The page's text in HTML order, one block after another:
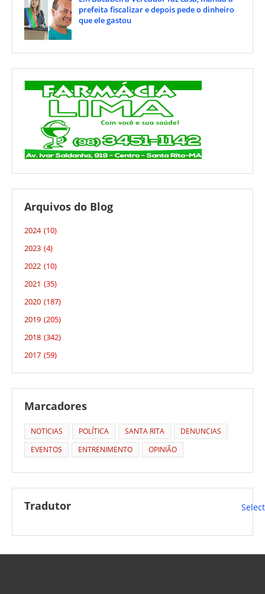
prefeita fiscalizar e depois pede o dinheiro
que ele gastou
Arquivos do Blog
2024 (10)
2023 (4)
2022 (10)
2021 (35)
2020 (187)
2019 (205)
2018 (342)
2017 (59)
Marcadores
NOTICIAS POLÍTICA SANTA RITA
DENUNCIAS
EVENTOS
ENTRENIMENTO OPINIÃO
Tradutor